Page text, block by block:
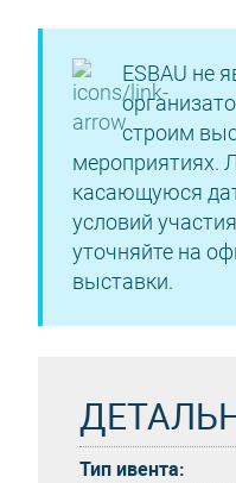
ESBAU не
строим
касающуюся
условий
уточняйте на
выставки.
Тип ивента: